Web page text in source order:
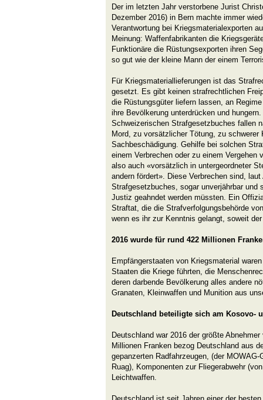
Der im letzten Jahr verstorbene Jurist
Dezember 2016) in Bern machte immer
Verantwortung bei Kriegsmaterialexporten
Meinung: Waffenfabrikanten die
Funktionäre die Rüstungsexporten ihren
so gut wie der kleine Mann der einem
Für Kriegsmateriallieferungen ist das
gesetzt. Es gibt keinen strafrechtlichen
die Rüstungsgüter liefern lassen, an
ihre Bevölkerung unterdrücken und
Schweizerischen Strafgesetzbuches fallen
Mord, zu vorsätzlicher Tötung, zu schwerer
Sachbeschädigung. Gehilfe bei solchen
einem Verbrechen oder zu einem Vergehen
also auch «vorsätzlich in untergeordneter
andern fördert». Diese Verbrechen sind,
Strafgesetzbuches, sogar unverjährbar und
Justiz geahndet werden müssten. Ein
Straftat, die die Strafverfolgungsbehörde
wenn es ihr zur Kenntnis gelangt, soweit
2016 wurde für rund 422 Millionen
Empfängerstaaten von Kriegsmaterial
Staaten die Kriege führten, die
deren darbende Bevölkerung alles andere
Granaten, Kleinwaffen und Munition aus
Deutschland beteiligte sich am Kosovo-
Deutschland war 2016 der größte
Millionen Franken bezog Deutschland aus
gepanzerten Radfahrzeugen, (der
Ruag), Komponenten zur Fliegerabwehr
Leichtwaffen.